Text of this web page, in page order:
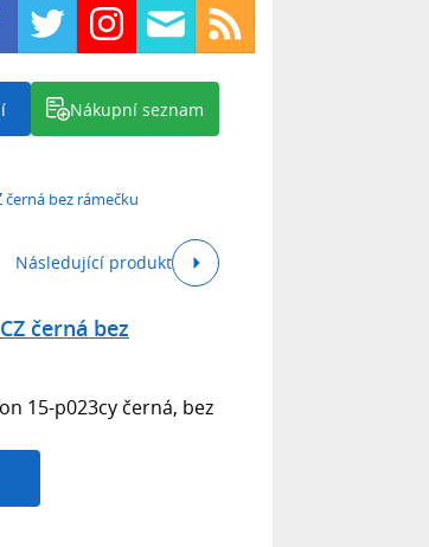
Nákupní seznam
černá bez rámečku
Následující produkt
černá bez
15-p023cy černá, bez